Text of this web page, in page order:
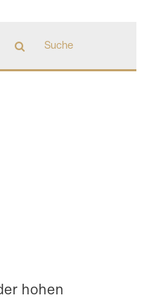
nach:
hohen